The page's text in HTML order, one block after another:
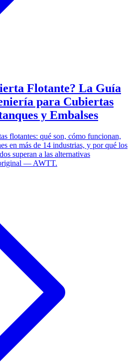
Flotante? La Guía
para Cubiertas
y Embalses
flotantes: qué son, cómo funcionan,
en más de 14 industrias, y por qué los
superan a las alternativas
— AWTT.